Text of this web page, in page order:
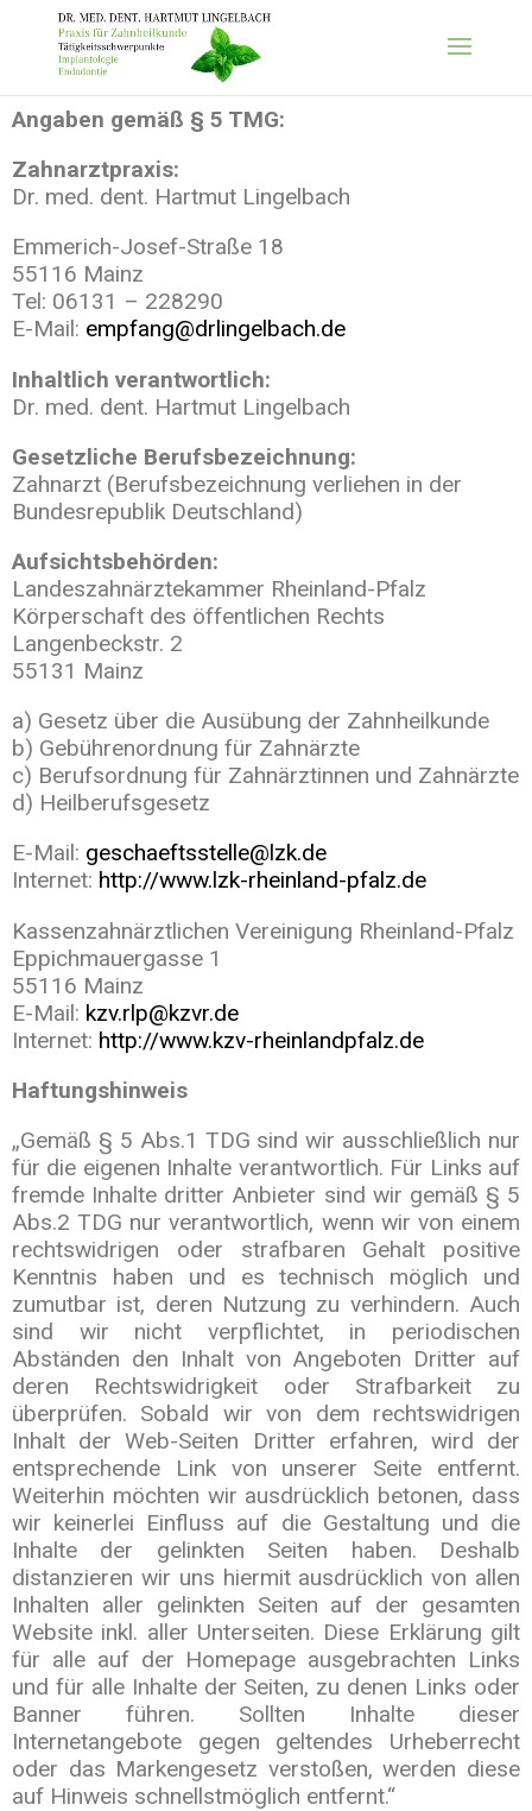
Angaben gemäß § 5 TMG:
Zahnarztpraxis:
Dr. med. dent. Hartmut Lingelbach
Emmerich-Josef-Straße 18
55116 Mainz
Tel: 06131 – 228290
E-Mail: empfang@drlingelbach.de
Inhaltlich verantwortlich:
Dr. med. dent. Hartmut Lingelbach
Gesetzliche Berufsbezeichnung:
Zahnarzt (Berufsbezeichnung verliehen in der
Bundesrepublik Deutschland)
Aufsichtsbehörden:
Landeszahnärztekammer Rheinland-Pfalz
Körperschaft des öffentlichen Rechts
Langenbeckstr. 2
55131 Mainz
a) Gesetz über die Ausübung der Zahnheilkunde
b) Gebührenordnung für Zahnärzte
c) Berufsordnung für Zahnärztinnen und Zahnärzte
d) Heilberufsgesetz
E-Mail: geschaeftsstelle@lzk.de
Internet: http://www.lzk-rheinland-pfalz.de
Kassenzahnärztlichen Vereinigung Rheinland-Pfalz
Eppichmauergasse 1
55116 Mainz
E-Mail: kzv.rlp@kzvr.de
Internet: http://www.kzv-rheinlandpfalz.de
Haftungshinweis
„Gemäß § 5 Abs.1 TDG sind wir ausschließlich nur
für die eigenen Inhalte verantwortlich. Für Links auf
fremde Inhalte dritter Anbieter sind wir gemäß § 5
Abs.2 TDG nur verantwortlich, wenn wir von einem
rechtswidrigen oder strafbaren Gehalt positive
Kenntnis haben und es technisch möglich und
zumutbar ist, deren Nutzung zu verhindern. Auch
sind wir nicht verpflichtet, in periodischen
Abständen den Inhalt von Angeboten Dritter auf
deren Rechtswidrigkeit oder Strafbarkeit zu
überprüfen. Sobald wir von dem rechtswidrigen
Inhalt der Web-Seiten Dritter erfahren, wird der
entsprechende Link von unserer Seite entfernt.
Weiterhin möchten wir ausdrücklich betonen, dass
wir keinerlei Einfluss auf die Gestaltung und die
Inhalte der gelinkten Seiten haben. Deshalb
distanzieren wir uns hiermit ausdrücklich von allen
Inhalten aller gelinkten Seiten auf der gesamten
Website inkl. aller Unterseiten. Diese Erklärung gilt
für alle auf der Homepage ausgebrachten Links
und für alle Inhalte der Seiten, zu denen Links oder
Banner führen. Sollten Inhalte dieser
Internetangebote gegen geltendes Urheberrecht
oder das Markengesetz verstoßen, werden diese
auf Hinweis schnellstmöglich entfernt.“